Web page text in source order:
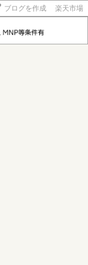
ブログを作成 楽天市場